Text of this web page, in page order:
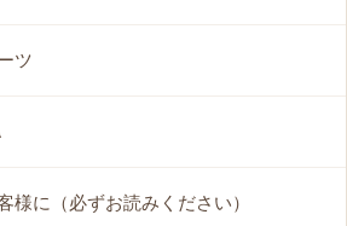
ツ
様に（必ずお読みください）